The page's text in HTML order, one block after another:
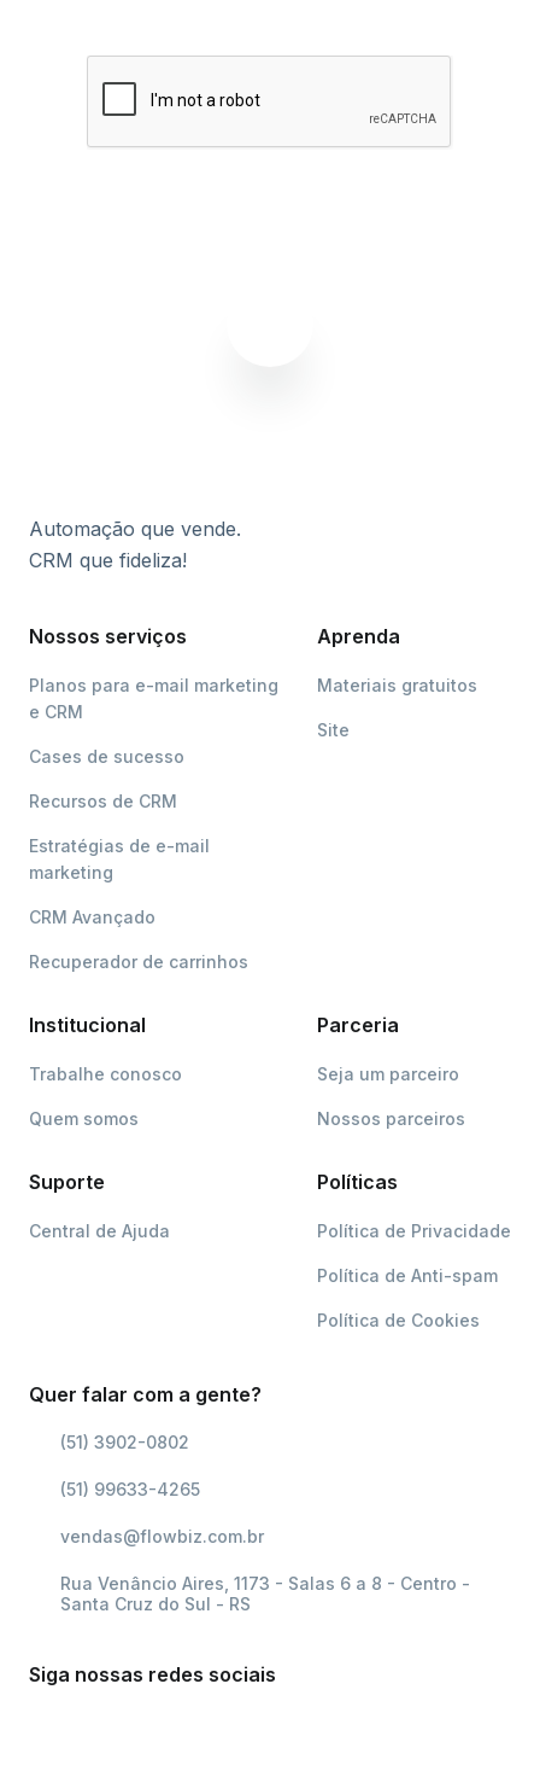
Automação que vende.
CRM que fideliza!
Nossos serviços
Planos para e-mail marketing
e CRM
Cases de sucesso
Recursos de CRM
Estratégias de e-mail
marketing
CRM Avançado
Recuperador de carrinhos
Aprenda
Materiais gratuitos
Site
Institucional
Trabalhe conosco
Quem somos
Parceria
Seja um parceiro
Nossos parceiros
Suporte
Central de Ajuda
Políticas
Política de Privacidade
Política de Anti-spam
Política de Cookies
Quer falar com a gente?
(51) 3902-0802
(51) 99633-4265
vendas@flowbiz.com.br
Rua Venâncio Aires, 1173 - Salas 6 a 8 - Centro -
Santa Cruz do Sul - RS
Siga nossas redes sociais